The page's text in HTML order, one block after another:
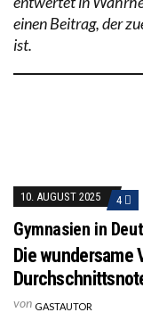
einen Beitrag, der
ist.
10. AUGUST 2025 4
Gymnasien in
Die wundersame
von GASTAUTOR